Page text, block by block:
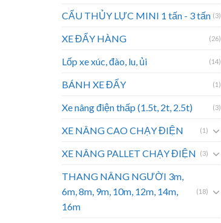
CẨU THỦY LỰC MINI 1 tấn - 3 tấn (3)
XE ĐẨY HÀNG (26)
Lốp xe xúc, đào, lu, ủi (14)
BÁNH XE ĐẨY (1)
Xe nâng điện thấp (1.5t, 2t, 2.5t) (3)
XE NÂNG CAO CHẠY ĐIỆN (1)
XE NÂNG PALLET CHẠY ĐIỆN (3)
THANG NÂNG NGƯỜI 3m,
6m, 8m, 9m, 10m, 12m, 14m,
16m
(18)